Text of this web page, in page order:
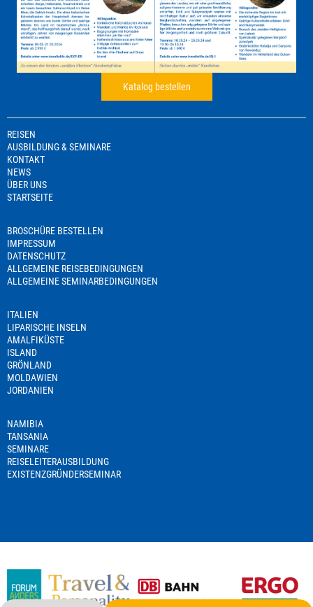
Katalog bestellen
REISEN
AUSBILDUNG & SEMINARE
KONTAKT
NEWS
ÜBER UNS
STARTSEITE
BROSCHÜRE BESTELLEN
IMPRESSUM
DATENSCHUTZ
ALLGEMEINE REISEBEDINGUNGEN
ALLGEMEINE SEMINARBEDINGUNGEN
ITALIEN
LIPARISCHE INSELN
AMALFIKÜSTE
ISLAND
GRÖNLAND
MOLDAWIEN
JORDANIEN
NAMIBIA
TANSANIA
SEMINARE
REISELEITERAUSBILDUNG
EXISTENZGRÜNDERSEMINAR